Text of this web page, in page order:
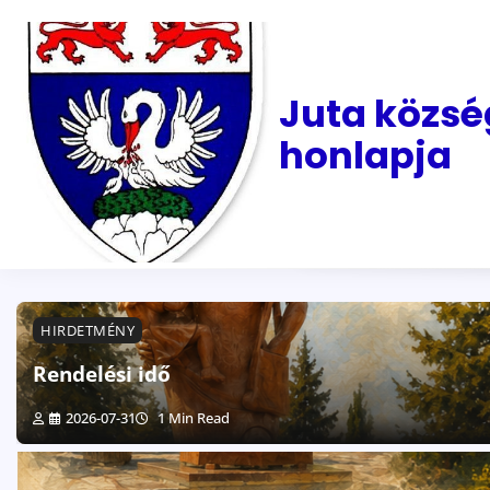
content
Juta
honlapja
HIRDETMÉNY
Rendelési idő
2026-07-31 1 Min Read